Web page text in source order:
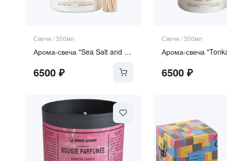
Свечи /350мл
Арома-свеча "Sea Salt and Orchid"
6500₽
Свечи /350мл
Арома-свеча
6500 ₽